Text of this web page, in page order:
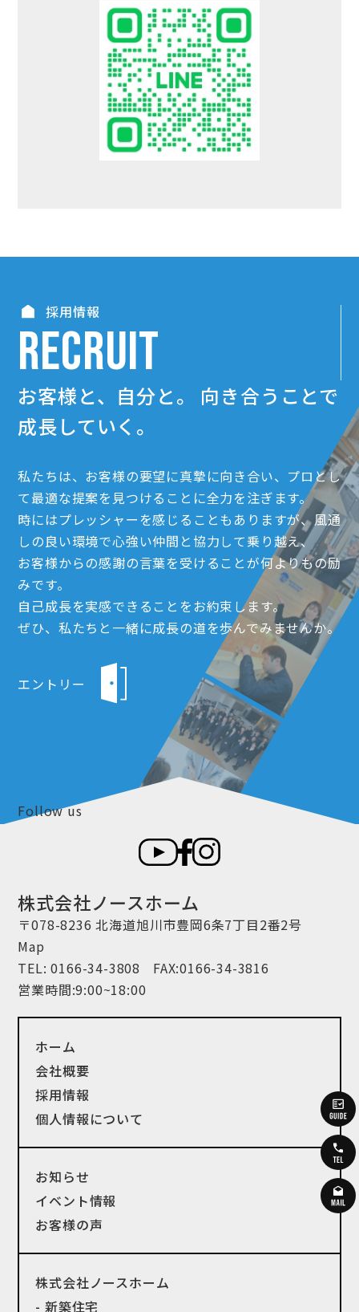
採用情報
RECRUIT
お客様と、自分と。
向き合うことで
成長していく。
私たちは、お客様の要望に真摯に向き合い、プロとし
て最適な提案を見つけることに全力を注ぎます。
時にはプレッシャーを感じることもありますが、風通
しの良い環境で心強い仲間と協力して乗り越え、
お客様からの感謝の言葉を受けることが何よりもの励
みです。
自己成長を実感できることをお約束します。
ぜひ、私たちと一緒に成長の道を歩んでみませんか。
エントリー
Follow us
ホーム
会社概要
採用情報
個人情報について
お知らせ
イベント情報
お客様の声
株式会社ノースホーム
- 新築住宅
株式会社ノースホーム
〒078-8236 北海道旭川市豊岡6条7丁目2番2号
Map
TEL:0166-34-3808
FAX:0166-34-3816
営業時間:9:00~18:00